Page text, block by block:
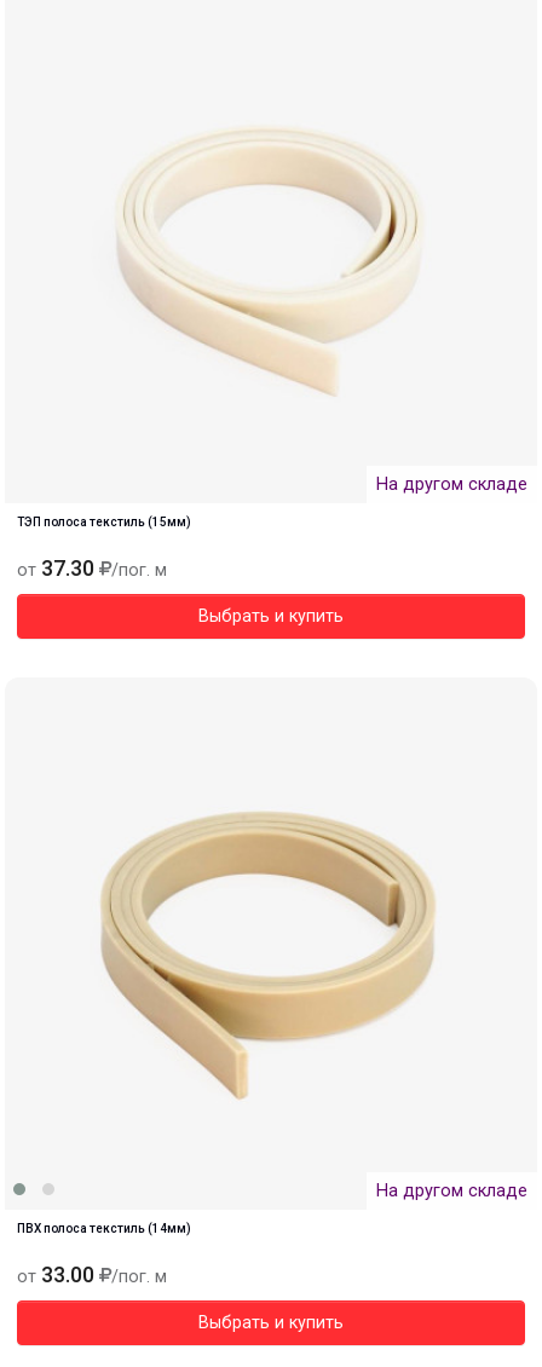
На другом складе
ТЭП полоса текстиль (15мм)
от 37.30 /пог. м
Выбрать и купить
На другом складе
ПВХ полоса текстиль (14мм)
от 33.00 /пог. м
Выбрать и купить